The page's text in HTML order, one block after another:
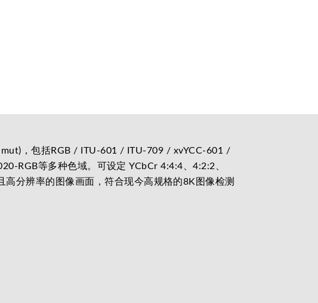
，包括RGB / ITU-601 / ITU-709 / xvYCC-601 /
RGB等多种色域。可设定 YCbCr 4:4:4、4:2:2、
分辨率的图像画面，符合现今高规格的8K图像检测